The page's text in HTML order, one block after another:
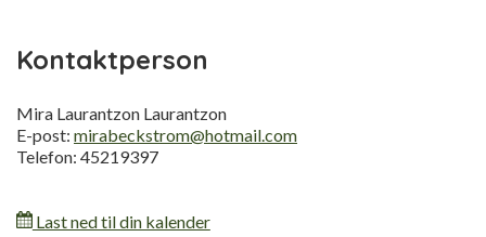
Kontaktperson
Mira Laurantzon Laurantzon
E-post: mirabeckstrom@hotmail.com
Telefon: 45219397
Last ned til din kalender